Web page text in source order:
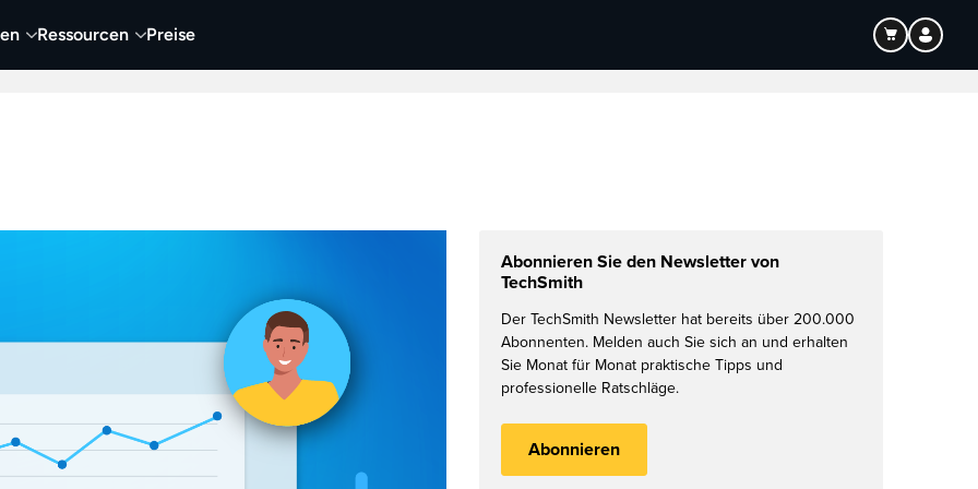
Ressourcen Preise
Video Visueller Content
Abonnieren Sie den Newsletter von
TechSmith
Der TechSmith Newsletter hat bereits über 200.000
Abonnenten. Melden auch Sie sich an und erhalten
Sie Monat für Monat praktische Tipps und
professionelle Ratschläge.
Abonnieren